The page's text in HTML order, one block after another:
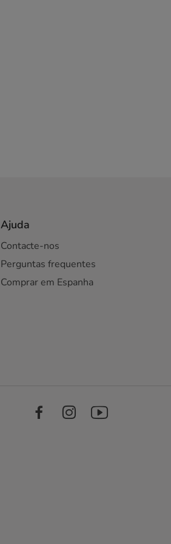
Ajuda
Contacte-nos
Perguntas frequentes
Comprar em Espanha